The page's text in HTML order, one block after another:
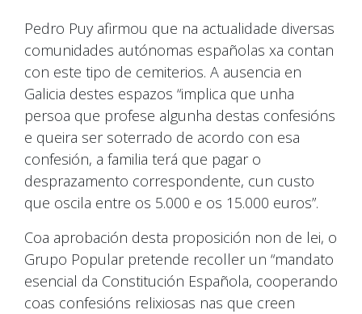
Pedro Puy afirmou que na actualidade diversas
comunidades autónomas españolas xa contan
con este tipo de cemiterios. A ausencia en
Galicia destes espazos “implica que unha
persoa que profese algunha destas confesións
e queira ser soterrado de acordo con esa
confesión, a familia terá que pagar o
desprazamento correspondente, cun custo
que oscila entre os 5.000 e os 15.000 euros”.
Coa aprobación desta proposición non de lei, o
Grupo Popular pretende recoller un “mandato
esencial da Constitución Española, cooperando
coas confesións relixiosas nas que creen